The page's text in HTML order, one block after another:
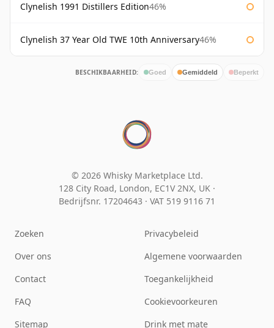
Clynelish 1991 Distillers Edition46%
Clynelish 37 Year Old TWE 10th Anniversary46%
BESCHIKBAARHEID: Goed Gemiddeld Beperkt
© 2026 Whisky Marketplace Ltd.
128 City Road, London, EC1V 2NX, UK ·
Bedrijfsnr. 17204643 · VAT 519 9116 71
Zoeken
Over ons
Contact
FAQ
Sitemap
Privacybeleid
Algemene voorwaarden
Toegankelijkheid
Cookievoorkeuren
Drink met mate